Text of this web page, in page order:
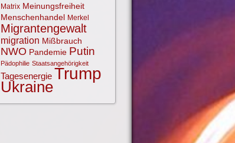
Matrix Meinungsfreiheit
Menschenhandel Merkel
Migrantengewalt
migration Mißbrauch
NWO Pandemie Putin
Pädophilie Staatsangehörigkeit
Tagesenergie Trump
Ukraine